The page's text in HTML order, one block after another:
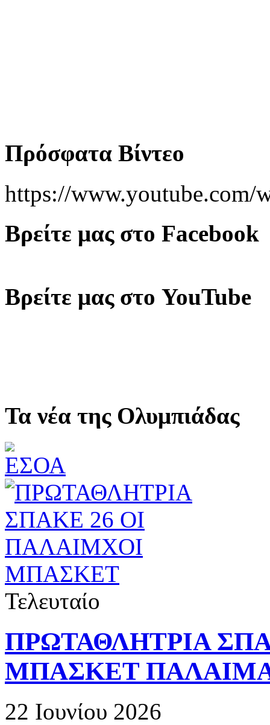
Πρόσφατα Βίντεο
https://
Βρείτε μας στο Facebook
Βρείτε μας στο YouTube
Τα νέα της Ολυμπιάδας
Τελευταίο
ΠΡΩΤΑΘΛΗΤΡΙΑ
ΜΠΑΣΚΕΤ
22 Ιουνίου 2026